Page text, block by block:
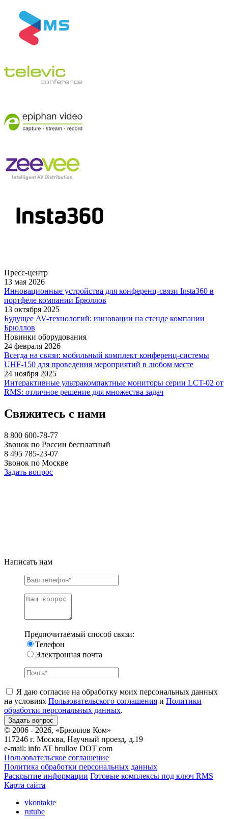
Пресс-центр
13 мая 2026
Инновационные устройства для конференц-связи Insta360 в
портфеле компании Брюллов
13 октября 2025
Будущее AV-технологий: инновации на стенде компании
Брюллов
Новинки оборудования
24 февраля 2026
Всегда на связи: мобильный комплект конференц-системы
UHF-150 для проведения мероприятий в любом месте
24 ноября 2025
Интерактивные ультракомпактные мониторы серии LCT-02 от
RMS: отличное решение для множества задач
Свяжитесь с нами
8 800 600-78-77
Звонок по России бесплатный
8 495 785-23-07
Звонок по Москве
Задать вопрос
Написать нам
Предпочитаемый способ связи:
Телефон
Электронная почта
Я даю согласие на обработку моих персональных данных
на условиях Пользовательского соглашения и Политики
обработки персональных данных.
© 2006 - 2026, «Брюллов Ком»
117246 г. Москва, Научный проезд, д.19
e-mail: info AT brullov DOT com
Пользовательское соглашение
Политика обработки персональных данных
Раскрытие информации Готовые комплексы под ключ RMS
Карта сайта
vkontakte
rutube